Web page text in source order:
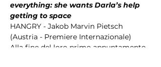
everything: she wants Darla’s help
getting to space
HANGRY - Jakob Marvin Pietsch
(Austria - Premiere Internazionale)
Alla fine del loro primo appuntamento,